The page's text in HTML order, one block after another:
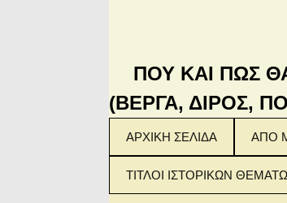
ΠΟΥ ΚΑΙ ΠΩΣ
(ΒΕΡΓΑ, ΔΙΡΟΣ,
περιεχόμενο
ΑΡΧΙΚΗ ΣΕΛΙΔΑ ΑΠΟ
ΤΙΤΛΟΙ ΙΣΤΟΡΙΚΩΝ